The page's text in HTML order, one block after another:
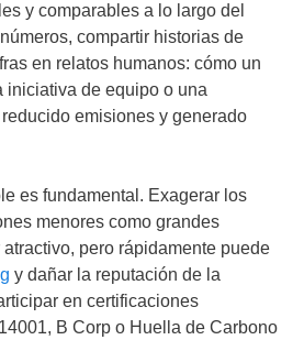
y comparables a lo largo del
compartir historias de
en relatos humanos: cómo un
iniciativa de equipo o una
emisiones y generado
es fundamental. Exagerar los
menores como grandes
pero rápidamente puede
y dañar la reputación de la
en certificaciones
B Corp o Huella de Carbono